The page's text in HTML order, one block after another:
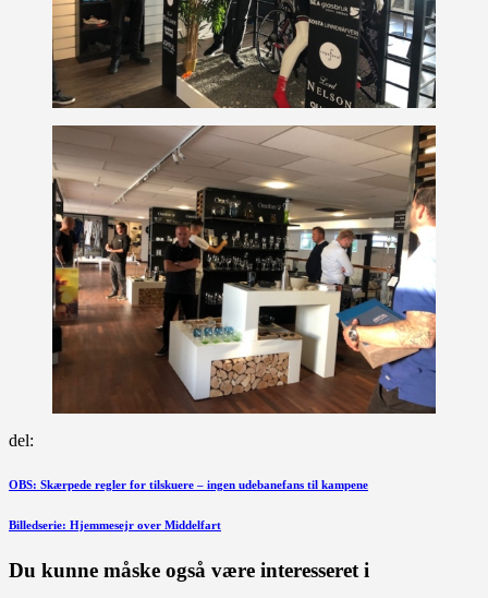
del:
Indlægsnavigation
Forrige
OBS: Skærpede regler for tilskuere – ingen udebanefans til kampene
Næste
Billedserie: Hjemmesejr over Middelfart
Du kunne måske også være interesseret i